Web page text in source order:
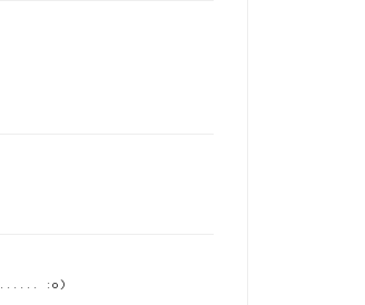
........ :o)